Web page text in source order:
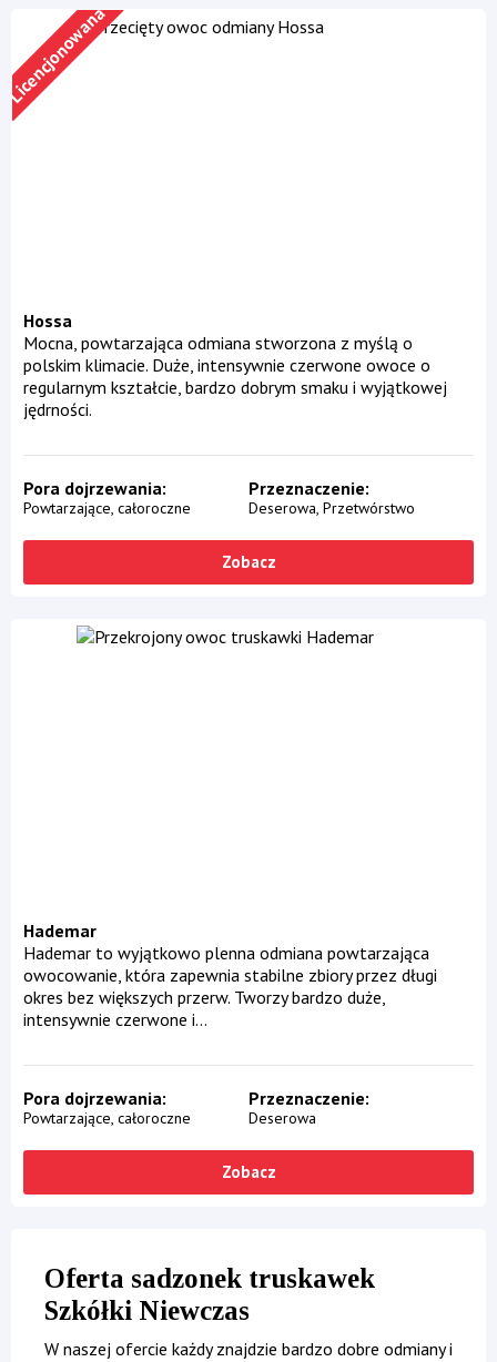
Licencjonowana
Hossa
Mocna, powtarzająca odmiana stworzona z myślą o
polskim klimacie. Duże, intensywnie czerwone owoce o
regularnym kształcie, bardzo dobrym smaku i wyjątkowej
jędrności.
Pora dojrzewania
Powtarzające, całoroczne
Przeznaczenie
Deserowa Przetwórstwo
Zobacz
Hademar
Hademar to wyjątkowo plenna odmiana powtarzająca
owocowanie, która zapewnia stabilne zbiory przez długi
okres bez większych przerw. Tworzy bardzo duże,
intensywnie czerwone i...
Pora dojrzewania
Powtarzające, całoroczne
Przeznaczenie
Deserowa
Zobacz
Oferta sadzonek truskawek
Szkółki Niewczas
W naszej ofercie każdy znajdzie bardzo dobre odmiany i